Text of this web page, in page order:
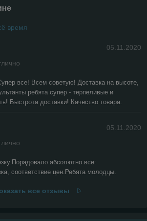
время
05.11.2020
все! Всем советую! Доставка на высоте,
ребята супер - терпеливые и
Быстрота доставки! Качество товара.
05.11.2020
абсолютно все:
соответствие цен.Ребята молодцы.
все отзывы